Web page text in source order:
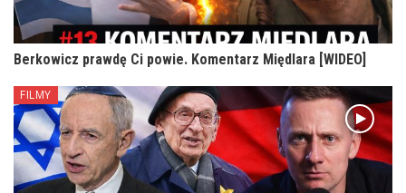
Berkowicz prawdę Ci powie. Komentarz Międlara [WIDEO]
FILMY